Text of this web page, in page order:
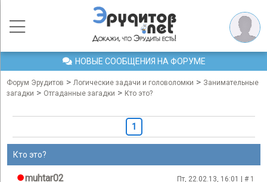
НОВЫЕ СООБЩЕНИЯ НА ФОРУМЕ
Форум Эрудитов > Логические задачи и головоломки > Занимательные
загадки > Отгаданные загадки > Кто это?
1
Кто это?
muhtar02 Пт, 22.02.13, 16:01 | # 1